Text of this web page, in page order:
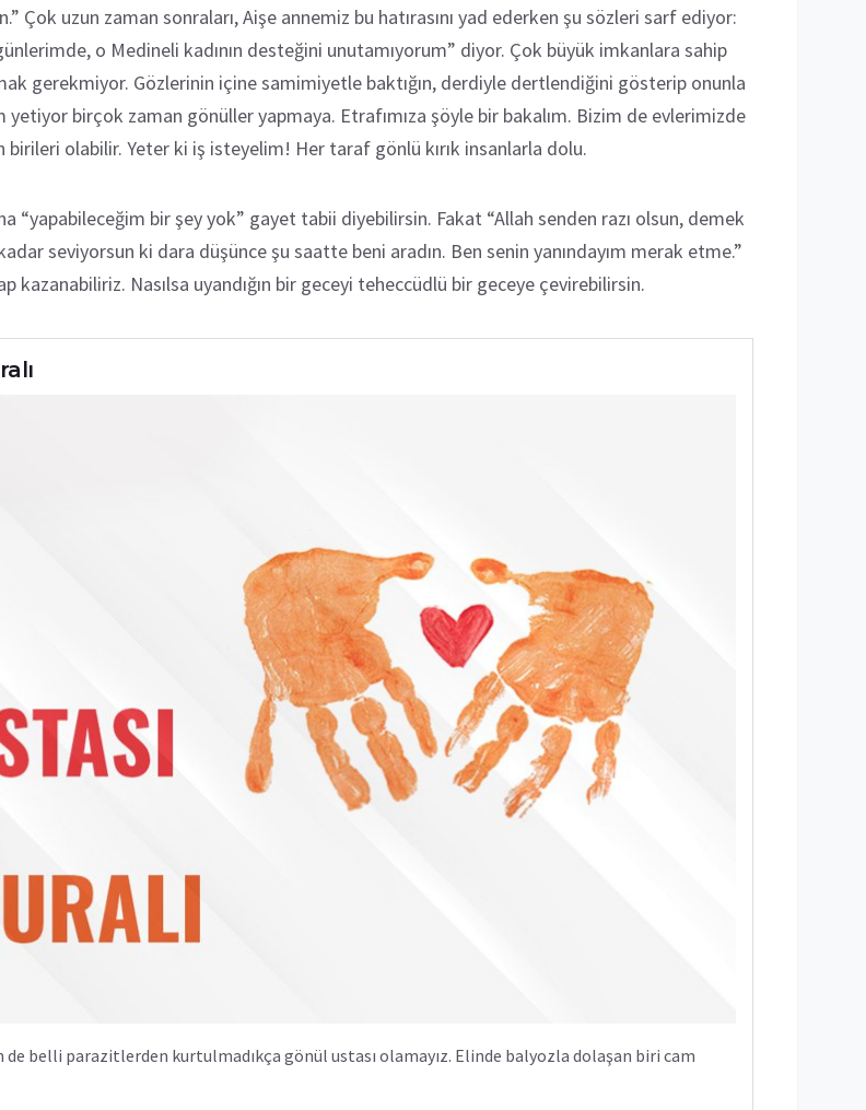
Çok uzun zaman sonraları, Aişe annemiz bu hatırasını yad ederken şu sözleri sarf ediyor:
o Medineli kadının desteğini unutamıyorum” diyor. Çok büyük imkanlara sahip
gerekmiyor. Gözlerinin içine samimiyetle baktığın, derdiyle dertlendiğini gösterip onunla
yetiyor birçok zaman gönüller yapmaya. Etrafımıza şöyle bir bakalım. Bizim de evlerimizde
olabilir. Yeter ki iş isteyelim! Her taraf gönlü kırık insanlarla dolu.
“yapabileceğim bir şey yok” gayet tabii diyebilirsin. Fakat “Allah senden razı olsun, demek
seviyorsun ki dara düşünce şu saatte beni aradın. Ben senin yanındayım merak etme.”
kazanabiliriz. Nasılsa uyandığın bir geceyi teheccüdlü bir geceye çevirebilirsin.
de belli parazitlerden kurtulmadıkça gönül ustası olamayız. Elinde balyozla dolaşan biri cam